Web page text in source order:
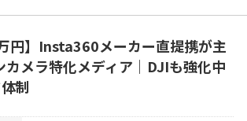
円】Insta360メーカー直提携が主
カメラ特化メディア｜DJIも強化中
制